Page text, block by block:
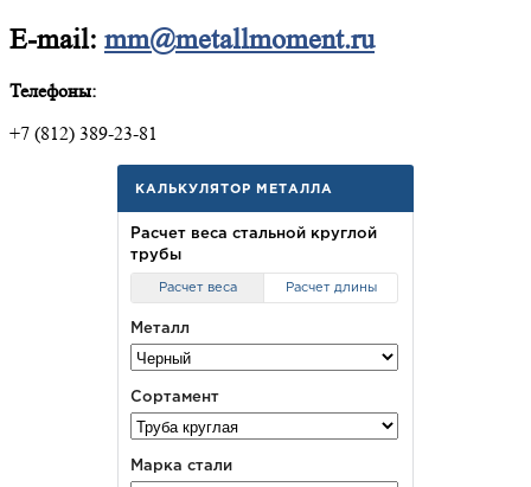
E-mail: mm@metallmoment.ru
Телефоны:
+7 (812) 389-23-81